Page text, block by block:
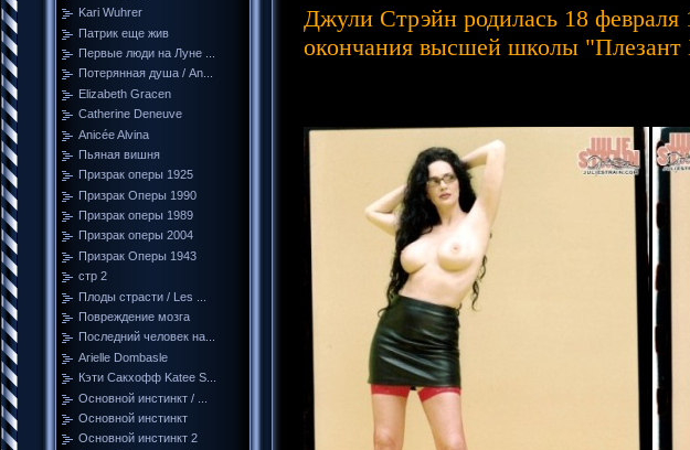
Kari Wuhrer
Патрик еще жив
Первые люди на Луне ...
Потерянная душа / An...
Elizabeth Gracen
Catherine Deneuve
Anicée Alvina
Пьяная вишня
Призрак оперы 1925
Призрак Оперы 1990
Призрак оперы 1989
Призрак оперы 2004
Призрак Оперы 1943
стр 2
Плоды страсти / Les ...
Повреждение мозга
Последний человек на...
Arielle Dombasle
Кэти Сакхофф Katee S...
Основной инстинкт / ...
Основной инстинкт
Основной инстинкт 2
Джули Стрэйн родилась 18
окончания высшей школы "Плезант